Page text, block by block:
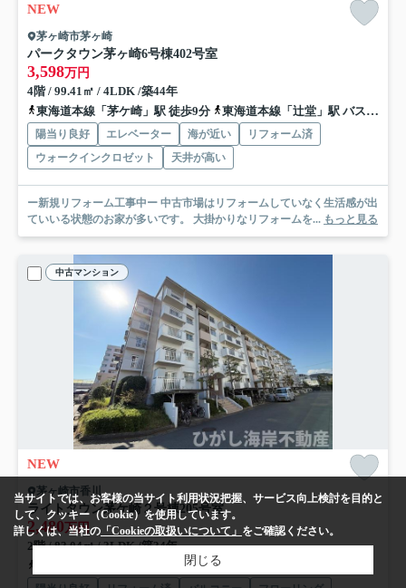
NEW
茅ヶ崎市茅ヶ崎
パークタウン茅ヶ崎6号棟402号室
3,598万円
4階 / 99.41㎡ / 4LDK /築44年
東海道本線「茅ケ崎」駅 徒歩9分
東海道本線「辻堂」駅 バス17分 神奈川中央交通「本村（茅ヶ崎市）」 停歩9分
陽当り良好 エレベーター 海が近い
リフォーム済
ウォークインクロゼット
天井が高い
ー新規リフォーム工事中ー 中古市場はリフォームしていなく生活感が出
ていいる状態のお家が多いです。 大掛かりなリフォームを... もっと見る
中古マンション
NEW
茅ヶ崎市香川
ライトタウン茅ケ崎２号棟205号室
2,480万円
2階 / 83.04㎡ / 3LDK /築34年
東海道本線「茅ケ崎」駅 バス14分 神奈川中央交通「鶴が台名店街入口」 停歩5分
当サイトでは、お客様の当サイト利用状況把握、サービス向上検討を目的と
して、クッキー（Cookie）を使用しています。
詳しくは、当社の 「Cookieの取扱いについて」 をご確認ください。
閉じる